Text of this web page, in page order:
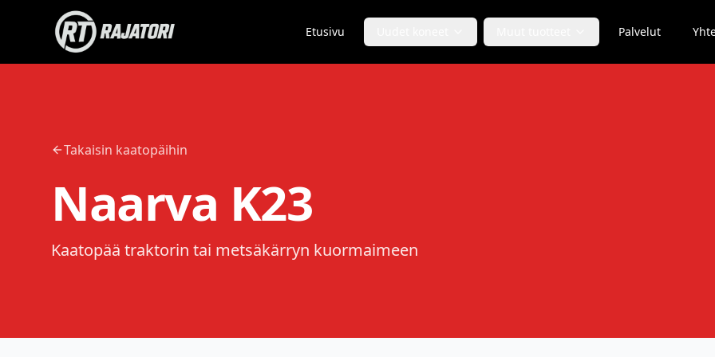
Etusivu Palvelut
Takaisin kaatopäihin
Naarva K23
Kaatopää traktorin tai metsäkärryn kuormaimeen